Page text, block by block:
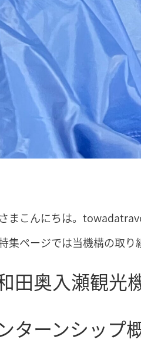
まこんにちは。
集ページでは当機構の取り
田奥入瀬観光
ターンシップ